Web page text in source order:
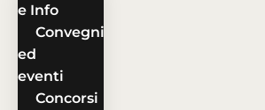
e Info
Convegni
ed
eventi
Concorsi